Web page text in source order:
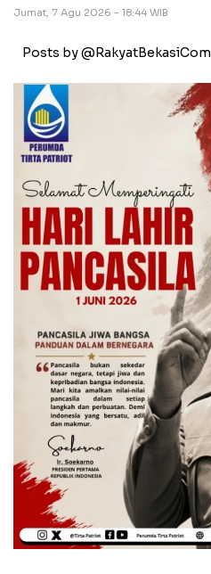
Jumat, 7 Agu 2026 - 18:44 WIB
Posts by @RakyatBekasiCom